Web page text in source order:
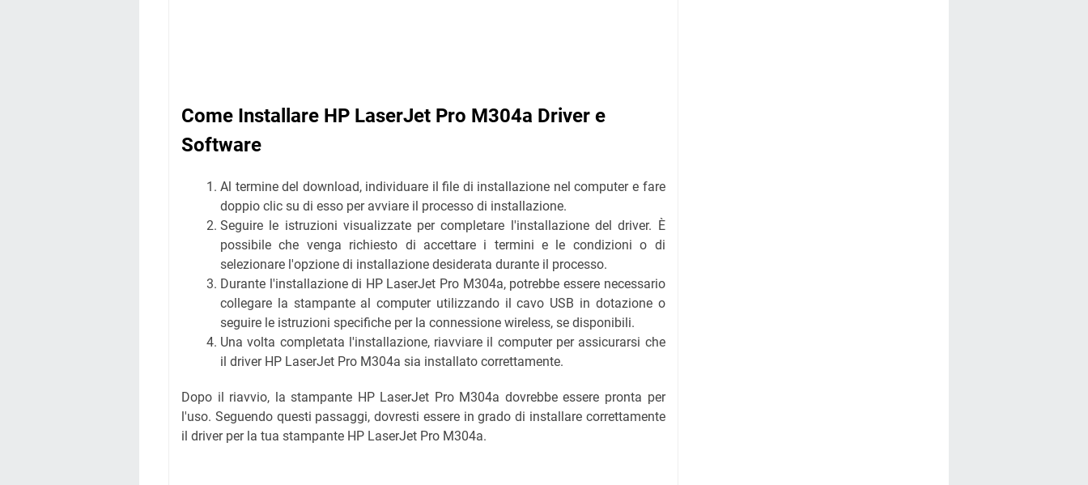
Come Installare HP LaserJet Pro M304a Driver e
Software
Al termine del download, individuare il file di installazione nel computer e fare
doppio clic su di esso per avviare il processo di installazione.
Seguire le istruzioni visualizzate per completare l'installazione del driver. È
possibile che venga richiesto di accettare i termini e le condizioni o di
selezionare l'opzione di installazione desiderata durante il processo.
Durante l'installazione di HP LaserJet Pro M304a, potrebbe essere necessario
collegare la stampante al computer utilizzando il cavo USB in dotazione o
seguire le istruzioni specifiche per la connessione wireless, se disponibili.
Una volta completata l'installazione, riavviare il computer per assicurarsi che
il driver HP LaserJet Pro M304a sia installato correttamente.
Dopo il riavvio, la stampante HP LaserJet Pro M304a dovrebbe essere pronta per
l'uso. Seguendo questi passaggi, dovresti essere in grado di installare correttamente
il driver per la tua stampante HP LaserJet Pro M304a.